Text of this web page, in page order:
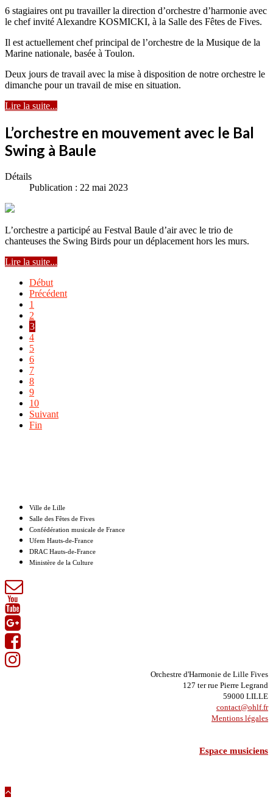
6 stagiaires ont pu travailler la direction d’orchestre d’harmonie avec
le chef invité Alexandre KOSMICKI, à la Salle des Fêtes de Fives.
Il est actuellement chef principal de l’orchestre de la Musique de la
Marine nationale, basée à Toulon.
Deux jours de travail avec la mise à disposition de notre orchestre le
dimanche pour un travail de mise en situation.
Lire la suite...
L’orchestre en mouvement avec le Bal
Swing à Baule
Détails
Publication : 22 mai 2023
L’orchestre a participé au Festval Baule d’air avec le trio de
chanteuses the Swing Birds pour un déplacement hors les murs.
Lire la suite...
Début
Précédent
1
2
3
4
5
6
7
8
9
10
Suivant
Fin
Ville de Lille
Salle des Fêtes de Fives
Confédération musicale de France
Ufem Hauts-de-France
DRAC Hauts-de-France
Ministère de la Culture
Orchestre d'Harmonie de Lille Fives
127 ter rue Pierre Legrand
59000 LILLE
contact@ohlf.fr
Mentions légales
Espace musiciens